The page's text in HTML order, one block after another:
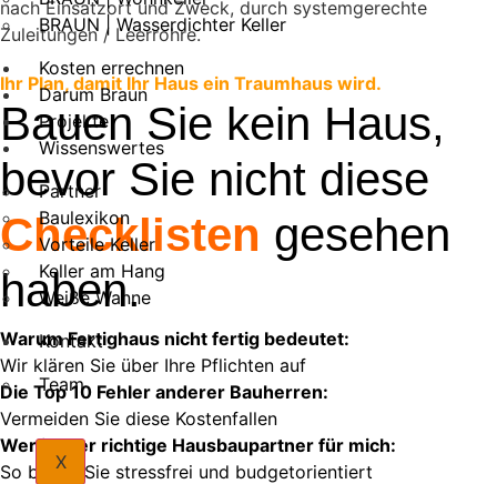
BRAUN | Wasserdichter Keller
Kosten errechnen
Darum Braun
Projekte
Wissenswertes
Partner
Baulexikon
Vorteile Keller
Keller am Hang
Weiße Wanne
Kontakt
Team
X
nach Einsatzort und Zweck, durch systemgerechte
Zuleitungen / Leerrohre.
Ihr Plan, damit Ihr Haus ein Traumhaus wird.
Bauen Sie kein Haus,
bevor Sie nicht diese
Checklisten gesehen
haben.
Warum Fertighaus nicht fertig bedeutet:
Wir klären Sie über Ihre Pflichten auf
Die Top 10 Fehler anderer Bauherren:
Vermeiden Sie diese Kostenfallen
Wer ist der richtige Hausbaupartner für mich:
So bauen Sie stressfrei und budgetorientiert